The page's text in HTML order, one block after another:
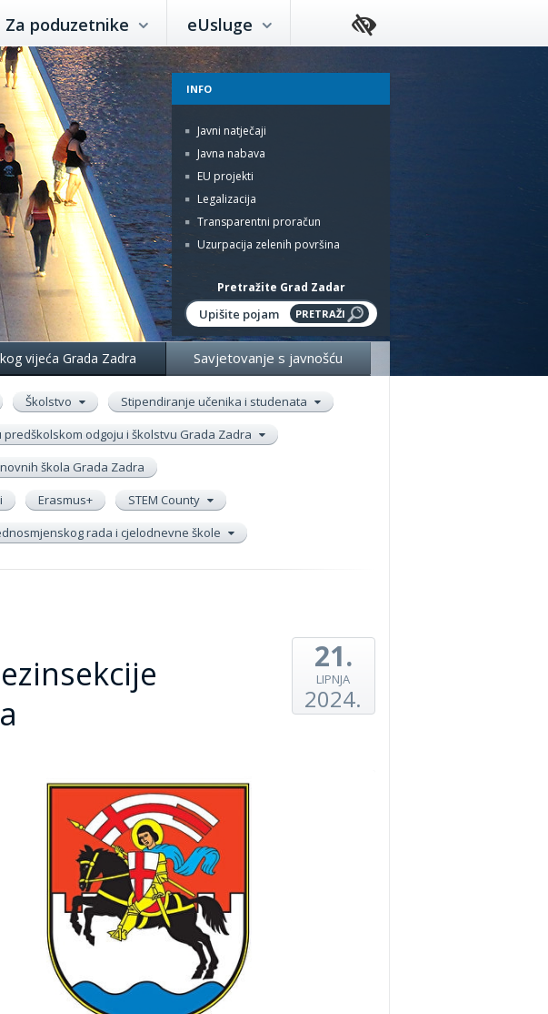
Za poduzetnike eUsluge
INFO
Javni natječaji
Javna nabava
EU projekti
Legalizacija
Transparentni proračun
Uzurpacija zelenih površina
Pretražite Grad Zadar
vijeća Grada Zadra Savjetovanje s javnošću
Školstvo
Stipendiranje učenika i studenata
odgoju i školstvu Grada Zadra
škola Grada Zadra
Erasmus+
STEM County
rada i cjelodnevne škole
21.
LIPNJA
2024.